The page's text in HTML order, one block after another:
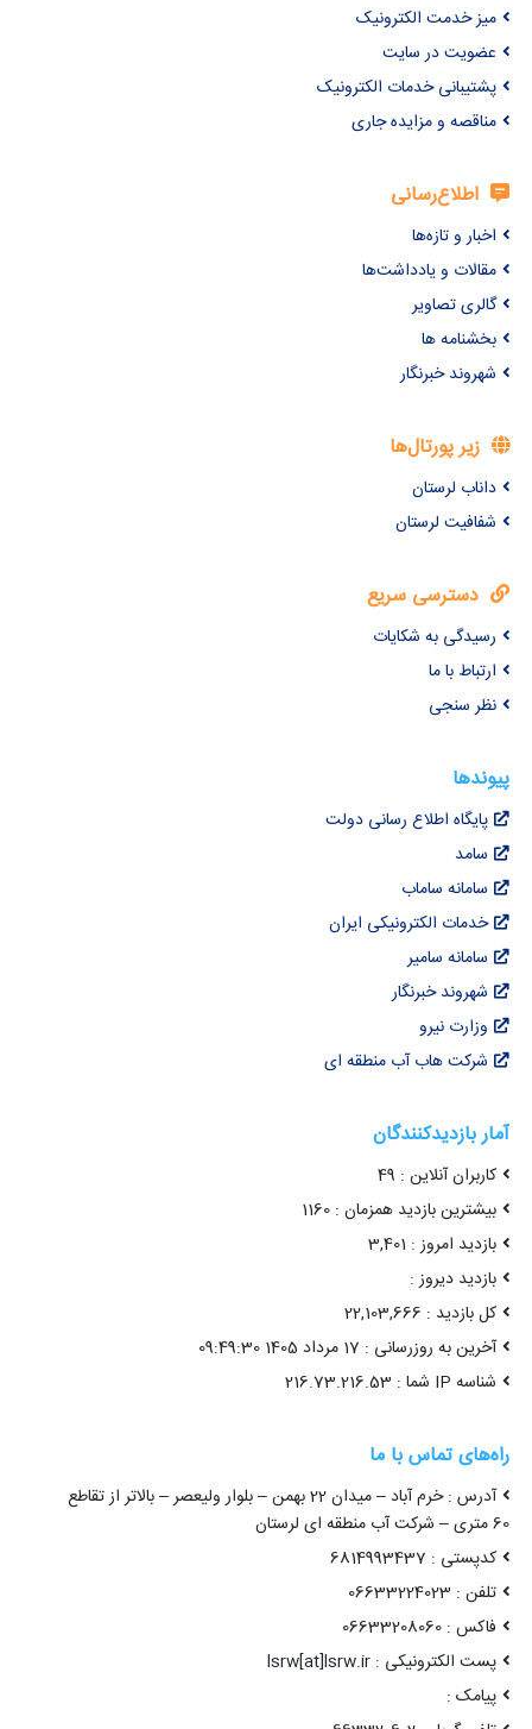
میز خدمت الکترونیک
عضویت در سایت
پشتیبانی خدمات الکترونیک
مناقصه و مزایده جاری
اطلاع‌رسانی
اخبار و تازه‌ها
مقالات و یادداشت‌ها
گالری تصاویر
بخشنامه ها
شهروند خبرنگار
زیر پورتال‌ها
داناب لرستان
شفافیت لرستان
دسترسی سریع
رسیدگی به شکایات
ارتباط با ما
نظر سنجی
پیوندها
پایگاه اطلاع رسانی دولت
سامد
سامانه ساماب
خدمات الکترونیکی ایران
سامانه سامیر
شهروند خبرنگار
وزارت نیرو
شرکت هاب آب منطقه ای
آمار بازدیدکنندگان
کاربران آنلاین : 49
بیشترین بازدید همزمان : 1160
بازدید امروز : 3,401
بازدید دیروز :
کل بازدید : 22,103,666
آخرین به روزرسانی : 17 مرداد 1405 09:49:30
شناسه IP شما : 216.73.216.53
راه‌های تماس با ما
آدرس : خرم آباد – میدان 22 بهمن – بلوار ولیعصر – بالاتر از تقاطع
60 متری – شرکت آب منطقه ای لرستان
کدپستی : 6814993437
تلفن : 06633224023
فاکس : 06633208060
پست الکترونیکی : lsrw[at]lsrw.ir
پیامک :